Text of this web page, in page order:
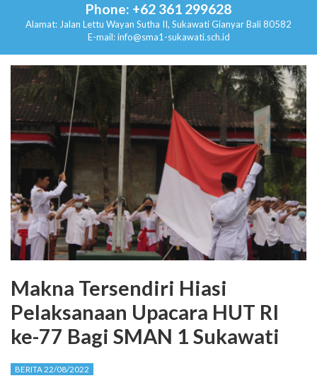
Phone: +62 361 299628
Alamat: Jalan Lettu Wayan Sutha II, SukawatiGianyar Bali 80582
E-mail: info@sma1-sukawati.sch.id
Makna Tersendiri Hiasi
Pelaksanaan Upacara HUT RI
ke-77 Bagi SMAN 1 Sukawati
BERITA 22/08/2022